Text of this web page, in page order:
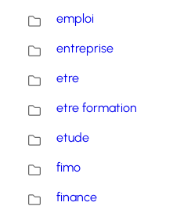
emploi
entreprise
etre
etre formation
etude
fimo
finance